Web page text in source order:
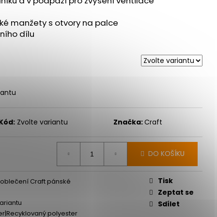
manžety s otvory na palce
dílu
Zvolte variantu Značka:Craft
DO KOŠÍKU
Craft pánské
polyester
Tisk
Zeptat se
Sdílet
PRO - ZELENÁ